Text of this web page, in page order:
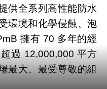
供全系列高性能防水
環境和化學侵蝕、泡
擁有 70 多年的經
過 12,000,000 平方
最大、最受尊敬的組